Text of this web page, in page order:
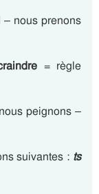
nous prenons
= règle
peignons –
suivantes : ts